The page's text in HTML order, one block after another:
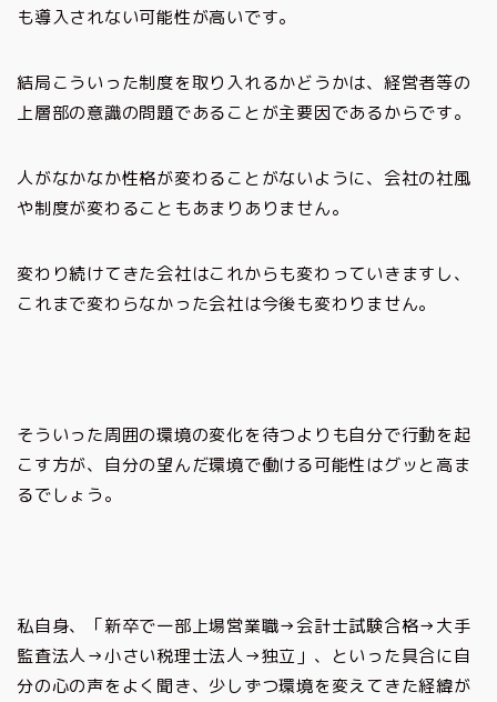
も導入されない可能性が高いです。
結局こういった制度を取り入れるかどうかは、経営者等の
上層部の意識の問題であることが主要因であるからです。
人がなかなか性格が変わることがないように、会社の社風
や制度が変わることもあまりありません。
変わり続けてきた会社はこれからも変わっていきますし、
これまで変わらなかった会社は今後も変わりません。
そういった周囲の環境の変化を待つよりも自分で行動を起
こす方が、自分の望んだ環境で働ける可能性はグッと高ま
るでしょう。
私自身、「新卒で一部上場営業職→会計士試験合格→大手
監査法人→小さい税理士法人→独立」、といった具合に自
分の心の声をよく聞き、少しずつ環境を変えてきた経緯が